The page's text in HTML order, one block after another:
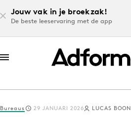
Jouw vak in je broekzak!
De beste leeservaring met de app
Log in
Bureaus 29 JANUARI 2026 LUCAS BOON